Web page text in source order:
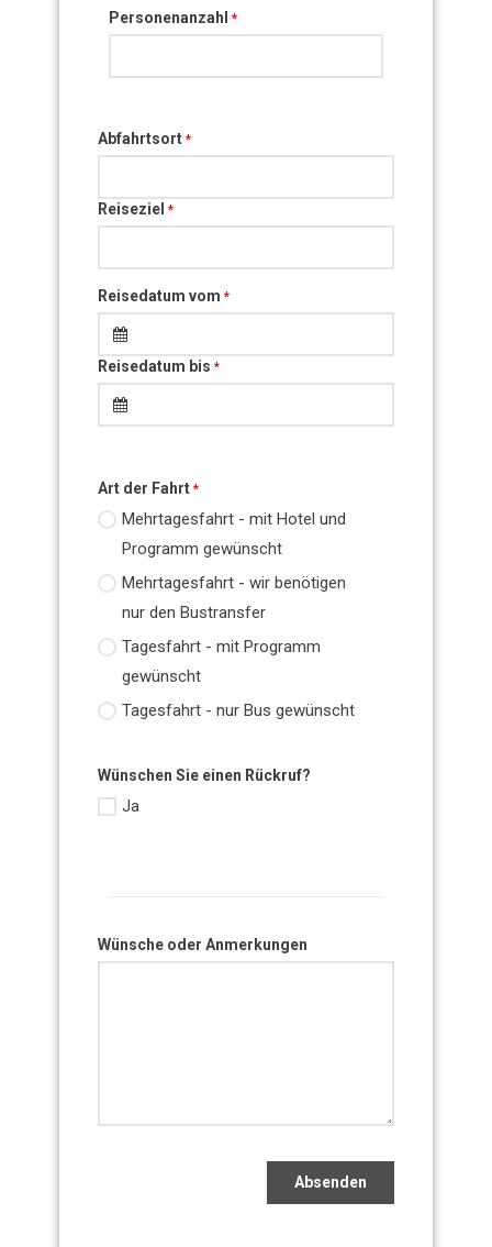
Personenanzahl *
Abfahrtsort *
Reiseziel *
Reisedatum vom *
Reisedatum bis *
Art der Fahrt *
Mehrtagesfahrt - mit Hotel und
Programm gewünscht
Mehrtagesfahrt - wir benötigen
nur den Bustransfer
Tagesfahrt - mit Programm
gewünscht
Tagesfahrt - nur Bus gewünscht
Wünschen Sie einen Rückruf?
Ja
Wünsche oder Anmerkungen
Absenden